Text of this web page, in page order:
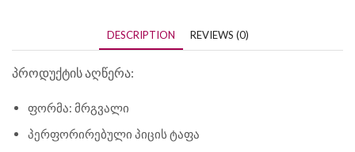
DESCRIPTION REVIEWS (0)
პროდუქტის აღწერა:
ფორმა: მრგვალი
პერფორირებული პიცის ტაფა